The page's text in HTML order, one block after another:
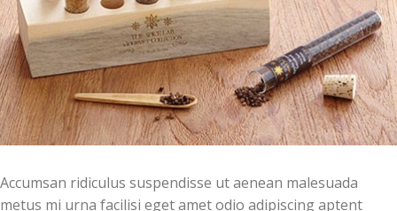
Accumsan ridiculus suspendisse ut aenean malesuada
metus mi urna facilisi eget amet odio adipiscing aptent